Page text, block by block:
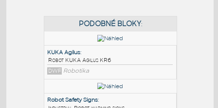
PODOBNÉ BLOKY: